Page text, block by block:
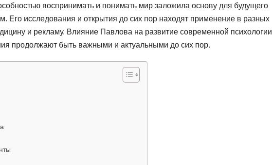
воспринимать и понимать мир заложила основу для будущего
Его исследования и открытия до сих пор находят применение в разных
и рекламу. Влияние Павлова на развитие современной психологии
продолжают быть важными и актуальными до сих пор.